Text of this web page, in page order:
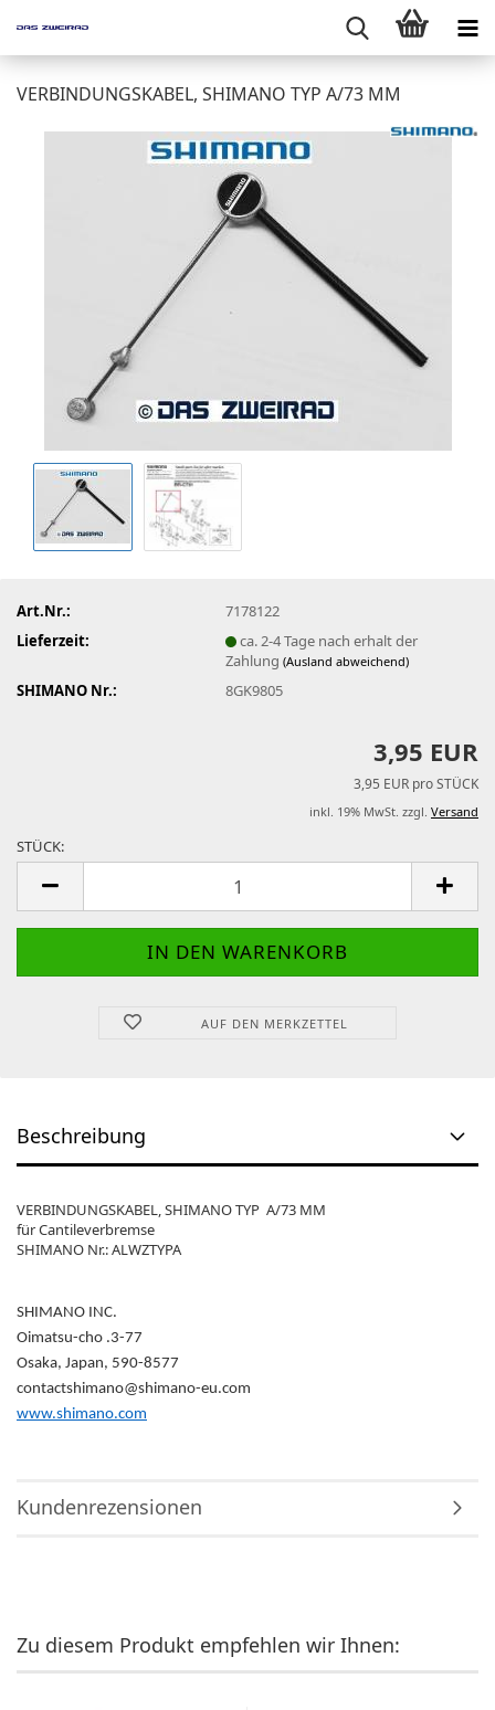
VERBINDUNGSKABEL, SHIMANO TYP A/73 MM
Art.Nr.:
7178122
Lieferzeit:
ca. 2-4 Tage nach erhalt der
Zahlung(Ausland abweichend)
SHIMANO Nr.: 8GK9805
3,95 EUR
3,95 EUR pro STÜCK
inkl. 19% MwSt. zzgl. Versand
STÜCK:
AUF DEN MERKZETTEL
Beschreibung
VERBINDUNGSKABEL, SHIMANO TYP A/73 MM
für Cantileverbremse
SHIMANO Nr.: ALWZTYPA
SHIMANO INC.
Oimatsu-cho .3-77
Osaka, Japan, 590-8577
contactshimano@shimano-eu.com
www.shimano.com
Kundenrezensionen
Zu diesem Produkt empfehlen wir Ihnen: